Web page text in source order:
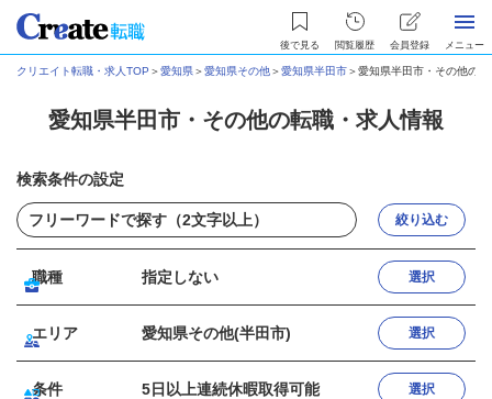
後で見る 閲覧履歴 会員登録 メニュー
クリエイト転職・求人TOP ＞愛知県＞愛知県その他＞愛知県半田市＞愛知県半田市・その他の
愛知県半田市・その他の転職・求人情報
検索条件の設定
絞り込む
職種 指定しない 選択
エリア 愛知県その他(半田市) 選択
条件 5日以上連続休暇取得可能 選択